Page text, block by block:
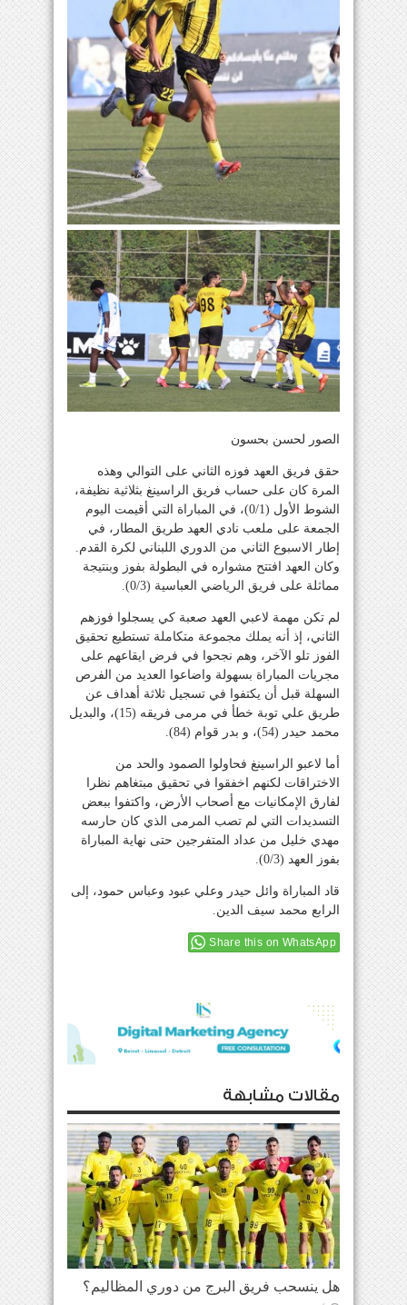
الصور لحسن بحسون
حقق فريق العهد فوزه الثاني على التوالي وهذه
المرة كان على حساب فريق الراسينغ بثلاثية نظيفة،
الشوط الأول (0/1)، في المباراة التي أقيمت اليوم
الجمعة على ملعب نادي العهد طريق المطار، في
إطار الاسبوع الثاني من الدوري اللبناني لكرة القدم.
وكان العهد افتتح مشواره في البطولة بفوز وبنتيجة
مماثلة على فريق الرياضي العباسية (0/3).
لم تكن مهمة لاعبي العهد صعبة كي يسجلوا فوزهم
الثاني، إذ أنه يملك مجموعة متكاملة تستطيع تحقيق
الفوز تلو الآخر، وهم نجحوا في فرض ايقاعهم على
مجريات المباراة بسهولة واضاعوا العديد من الفرص
السهلة قبل أن يكتفوا في تسجيل ثلاثة أهداف عن
طريق علي توبة خطأ في مرمى فريقه (15)، والبديل
محمد حيدر (54)، و بدر قوام (84).
أما لاعبو الراسينغ فحاولوا الصمود والحد من
الاختراقات لكنهم اخفقوا في تحقيق مبتغاهم نظرا
لفارق الإمكانيات مع أصحاب الأرض، واكتفوا ببعض
التسديدات التي لم تصب المرمى الذي كان حارسه
مهدي خليل من عداد المتفرجين حتى نهاية المباراة
بفوز العهد (0/3).
قاد المباراة وائل حيدر وعلي عبود وعباس حمود، إلى
الرابع محمد سيف الدين.
Share this on WhatsApp
مقالات مشابهة
هل ينسحب فريق البرج من دوري المظاليم؟